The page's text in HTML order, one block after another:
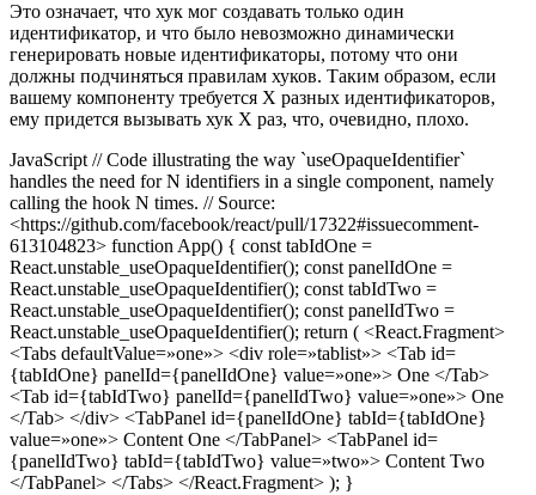
Это означает, что хук мог создавать только один
идентификатор, и что было невозможно динамически
генерировать новые идентификаторы, потому что они
должны подчиняться правилам хуков. Таким образом, если
вашему компоненту требуется X разных идентификаторов,
ему придется вызывать хук X раз, что, очевидно, плохо.
JavaScript // Code illustrating the way `useOpaqueIdentifier`
handles the need for N identifiers in a single component, namely
calling the hook N times. // Source:
<https://github.com/facebook/react/pull/17322#issuecomment-
613104823> function App() { const tabIdOne =
React.unstable_useOpaqueIdentifier(); const panelIdOne =
React.unstable_useOpaqueIdentifier(); const tabIdTwo =
React.unstable_useOpaqueIdentifier(); const panelIdTwo =
React.unstable_useOpaqueIdentifier(); return ( <React.Fragment>
<Tabs defaultValue=»one»> <div role=»tablist»> <Tab id=
{tabIdOne} panelId={panelIdOne} value=»one»> One </Tab>
<Tab id={tabIdTwo} panelId={panelIdTwo} value=»one»> One
</Tab> </div> <TabPanel id={panelIdOne} tabId={tabIdOne}
value=»one»> Content One </TabPanel> <TabPanel id=
{panelIdTwo} tabId={tabIdTwo} value=»two»> Content Two
</TabPanel> </Tabs> </React.Fragment> ); }